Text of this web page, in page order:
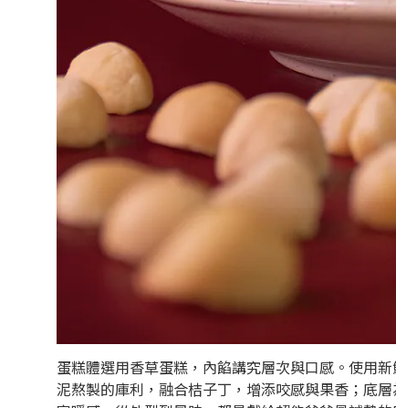
蛋糕體選用香草蛋糕，內餡講究層次與口感。使用
泥熬製的庫利，融合桔子丁，增添咬感與果香；底